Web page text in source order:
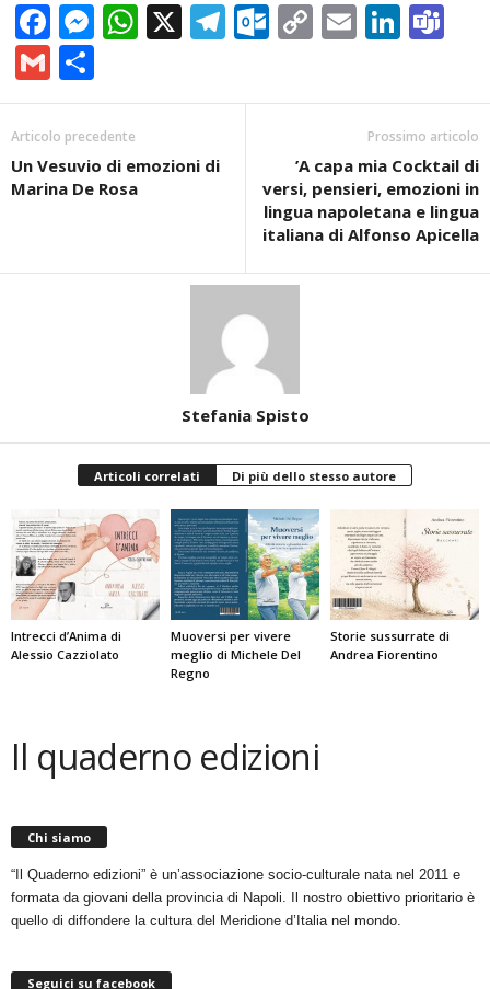
Facebook
Messenger
WhatsApp
X Telegram
Outlook.com
CopyEmail
Gmail
Articolo precedente
Un Vesuvio di emozioni di
Marina De Rosa
Prossimo articolo
’A capa mia Cocktail di
versi, pensieri, emozioni in
lingua napoletana e lingua
italiana di Alfonso Apicella
Stefania Spisto
Articoli correlati Di più dello stesso autore
Intrecci d’Anima di
Alessio Cazziolato
Muoversi per vivere
meglio di Michele Del
Regno
Storie sussurrate di
Andrea Fiorentino
Il quaderno edizioni
Chi siamo
“Il Quaderno edizioni” è un’associazione socio-culturale nata nel 2011 e
formata da giovani della provincia di Napoli. Il nostro obiettivo prioritario è
quello di diffondere la cultura del Meridione d’Italia nel mondo.
Seguici su facebook